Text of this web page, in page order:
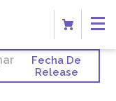
Fecha De
Release